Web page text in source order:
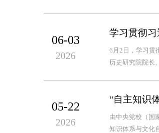
06-03
2026
学习贯彻
6月2日，学习贯
历史研究院院长
05-22
2026
“自主知识
由中央党校（国
知识体系与文化